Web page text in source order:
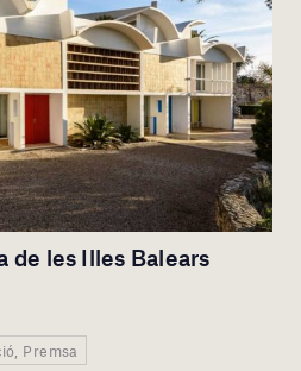
de les Illes Balears
Premsa